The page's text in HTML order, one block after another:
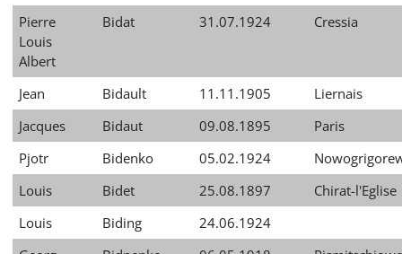
Pierre
Louis
Albert
Bidat 31.07.1924 Cressia
Jean Bidault 11.11.1905
Liernais
Jacques
Bidaut 09.08.1895
Paris
Pjotr
Bidenko 05.02.1924
Louis
Bidet 25.08.1897
Chirat-l'Eglise
Louis
Biding
24.06.1924